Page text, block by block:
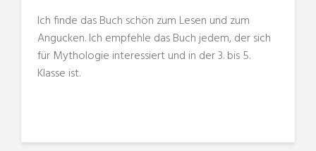
Ich finde das Buch schön zum Lesen und zum
Angucken. Ich empfehle das Buch jedem, der sich
für Mythologie interessiert und in der 3. bis 5.
Klasse ist.